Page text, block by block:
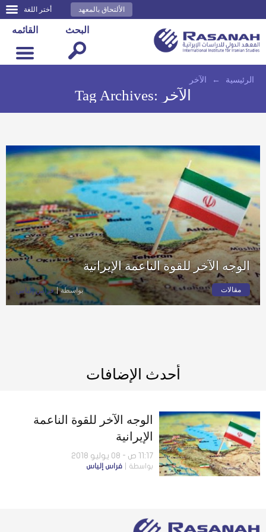
أختر اللغة الألتحاق بالمعهد
القائمه البحث
الرئيسية ← الآخر
Tag Archives: الآخر
الوجه الآخر للقوة الناعمة الإيرانية
مقالات بواسطة فراس إلياس
أحدث الإضافات
الوجه الآخر للقوة الناعمة
الإيرانية
11:17 ص - 08 يوليو 2018
بواسطة فراس إلياس